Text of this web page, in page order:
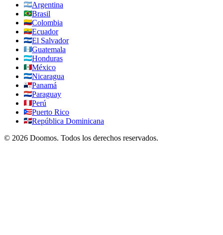
Argentina
Brasil
Colombia
Ecuador
El Salvador
Guatemala
Honduras
México
Nicaragua
Panamá
Paraguay
Perú
Puerto Rico
República Dominicana
© 2026 Doomos. Todos los derechos reservados.